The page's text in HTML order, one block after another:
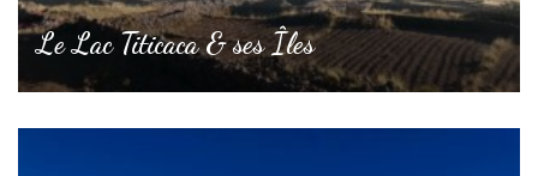
Le Lac Titicaca & ses Îles